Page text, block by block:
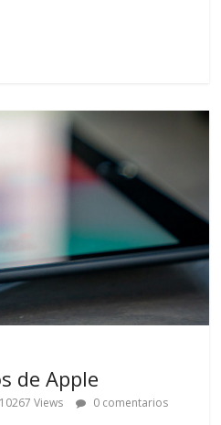
de Apple
10267 Views
0 comentarios